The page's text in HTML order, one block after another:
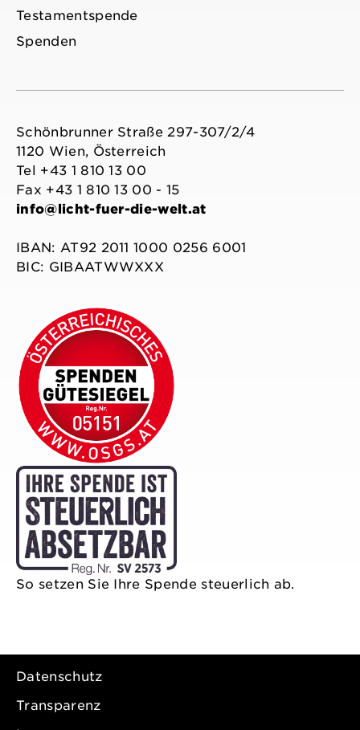
Testamentspende
Spenden
Schönbrunner Straße 297-307/2/4
1120 Wien, Österreich
Tel +43 1 810 13 00
Fax +43 1 810 13 00 - 15
info@licht-fuer-die-welt.at
IBAN: AT92 2011 1000 0256 6001
BIC: GIBAATWWXXX
So setzen Sie Ihre Spende steuerlich ab.
Datenschutz
Transparenz